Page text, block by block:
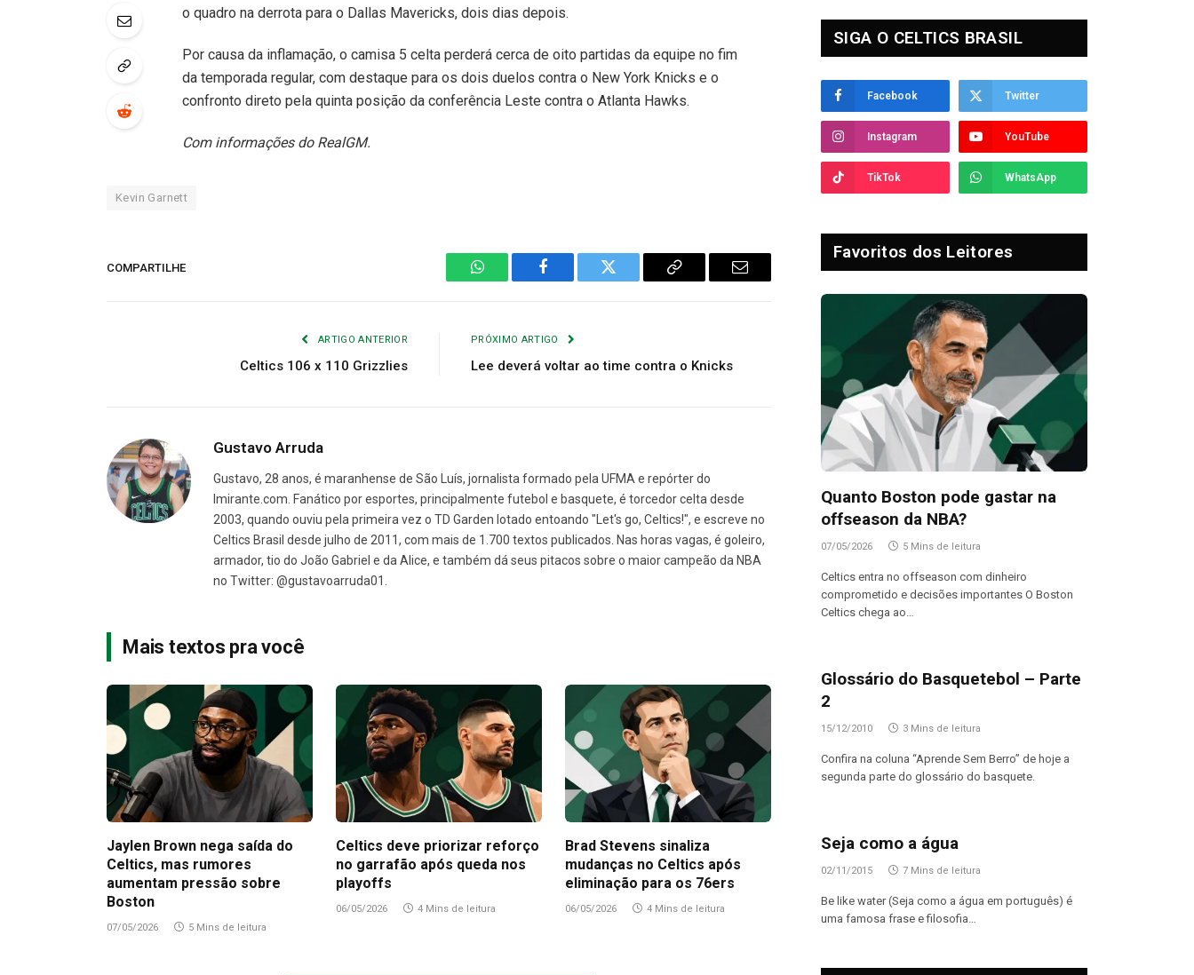
o quadro na derrota para o Dallas Mavericks, dois dias depois.
Por causa da inflamação, o camisa 5 celta perderá cerca de oito partidas da equipe no fim
da temporada regular, com destaque para os dois duelos contra o New York Knicks e o
confronto direto pela quinta posição da conferência Leste contra o Atlanta Hawks.
Com informações do RealGM.
Kevin Garnett
COMPARTILHE
WhatsAppFacebook Twitter
Copiar
E-
ARTIGO ANTERIOR
Celtics 106 x 110 Grizzlies
PRÓXIMO ARTIGO
Lee deverá voltar ao time contra o Knicks
Gustavo Arruda
Gustavo, 28 anos, é maranhense de São Luís, jornalista formado pela UFMA e repórter do
Imirante.com. Fanático por esportes, principalmente futebol e basquete, é torcedor celta desde
2003, quando ouviu pela primeira vez o TD Garden lotado entoando "Let's go, Celtics!", e escreve no
Celtics Brasil desde julho de 2011, com mais de 1.700 textos publicados. Nas horas vagas, é goleiro,
armador, tio do João Gabriel e da Alice, e também dá seus pitacos sobre o maior campeão da NBA
no Twitter: @gustavoarruda01.
Mais textos pra você
Jaylen Brown nega saída do
Celtics, mas rumores
aumentam pressão sobre
Boston
07/05/2026 5 Mins de leitura
Celtics deve priorizar reforço
no garrafão após queda nos
playoffs
06/05/2026 4 Mins de leitura
Brad Stevens sinaliza
mudanças no Celtics após
eliminação para os 76ers
06/05/2026 4 Mins de leitura
SIGA O CELTICS BRASIL
Facebook Twitter
Instagram YouTube
TikTok WhatsApp
Favoritos dos Leitores
Quanto Boston pode gastar na
offseason da NBA?
07/05/2026 5 Mins de leitura
Celtics entra no offseason com dinheiro
comprometido e decisões importantes O Boston
Celtics chega ao…
Glossário do Basquetebol – Parte
2
15/12/2010 3 Mins de leitura
Confira na coluna “Aprende Sem Berro” de hoje a
segunda parte do glossário do basquete.
Seja como a água
02/11/2015 7 Mins de leitura
Be like water (Seja como a água em português) é
uma famosa frase e filosofia…